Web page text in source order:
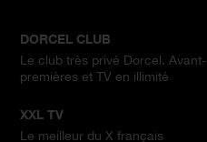
DORCEL CLUB
Le club très privé Dorcel. Avant-
premières et TV en illimité
XXL TV
Le meilleur du X français